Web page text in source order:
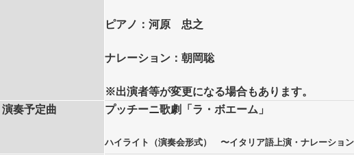
ピアノ：河原 忠之
ナレーション：朝岡聡
※出演者等が変更になる場合もあります。
演奏予定曲
プッチーニ歌劇「ラ・ボエーム」
ハイライト（演奏会形式） 〜イタリア語上演・ナレーショ